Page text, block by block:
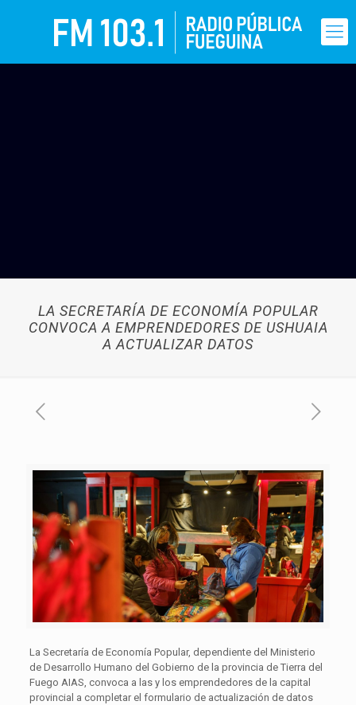
LA SECRETARÍA DE ECONOMÍA POPULAR
CONVOCA A EMPRENDEDORES DE USHUAIA
A ACTUALIZAR DATOS
La Secretaría de Economía Popular, dependiente del Ministerio
de Desarrollo Humano del Gobierno de la provincia de Tierra del
Fuego AIAS, convoca a las y los emprendedores de la capital
provincial a completar el formulario de actualización de datos